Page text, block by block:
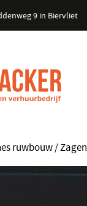
9 in Biervliet
ruwbouw/Zagen